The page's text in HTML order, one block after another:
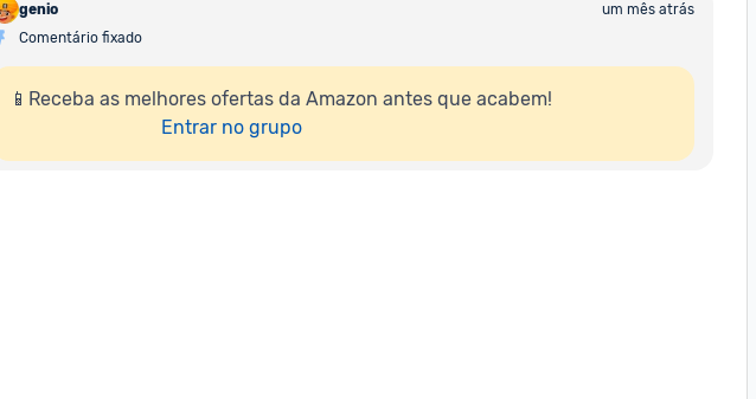
genio
um mês atrás
Comentário fixado
📱Receba as melhores ofertas da Amazon antes que acabem!
Entrar no grupo